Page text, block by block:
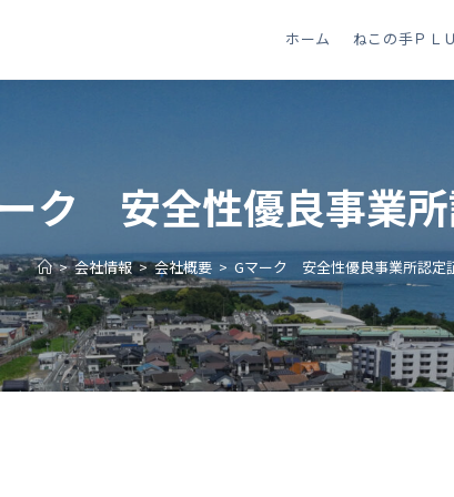
ホーム ねこの手ＰＬ
ク 安全性優良事業
> 会社情報 > 会社概要 > Gマーク 安全性優良事業所認定